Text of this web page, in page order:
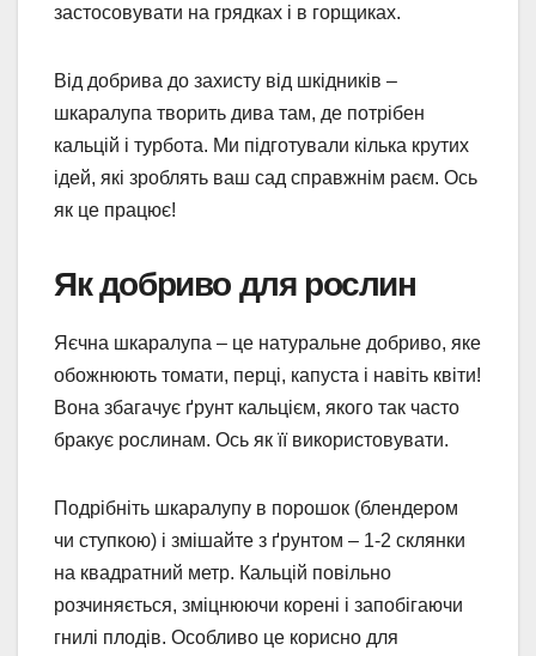
застосовувати на грядках і в горщиках.
Від добрива до захисту від шкідників –
шкаралупа творить дива там, де потрібен
кальцій і турбота. Ми підготували кілька крутих
ідей, які зроблять ваш сад справжнім раєм. Ось
як це працює!
Як добриво для рослин
Яєчна шкаралупа – це натуральне добриво, яке
обожнюють томати, перці, капуста і навіть квіти!
Вона збагачує ґрунт кальцієм, якого так часто
бракує рослинам. Ось як її використовувати.
Подрібніть шкаралупу в порошок (блендером
чи ступкою) і змішайте з ґрунтом – 1-2 склянки
на квадратний метр. Кальцій повільно
розчиняється, зміцнюючи корені і запобігаючи
гнилі плодів. Особливо це корисно для